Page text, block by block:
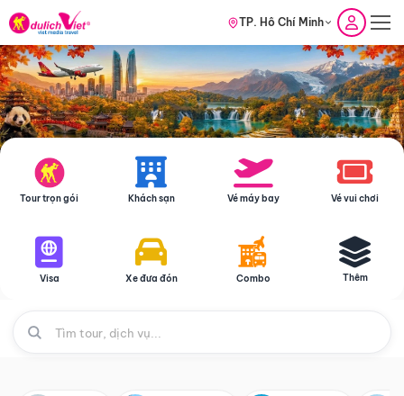
TP. Hồ Chí Minh
Tour trọn gói Khách sạn Vé máy bay Vé vui chơi
Visa Xe đưa đón Combo Thêm